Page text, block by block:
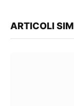
ARTICOLI